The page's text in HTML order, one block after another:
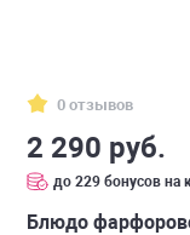
0 отзывов
2 290 руб.
до 229 бонусов на
Блюдо